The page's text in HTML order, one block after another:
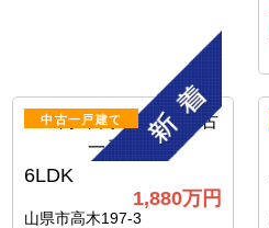
中古一戸建て
6LDK
1,880万円
山県市高木197-3